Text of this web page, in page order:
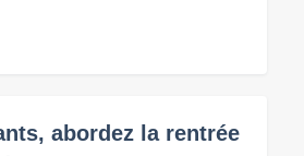
abordez la rentrée